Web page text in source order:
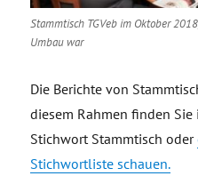
Stammtisch TGVeb im Oktober
Umbau war
Die Berichte von
diesem Rahmen finden
Stichwort Stammtisch oder
Stichwortliste schauen.